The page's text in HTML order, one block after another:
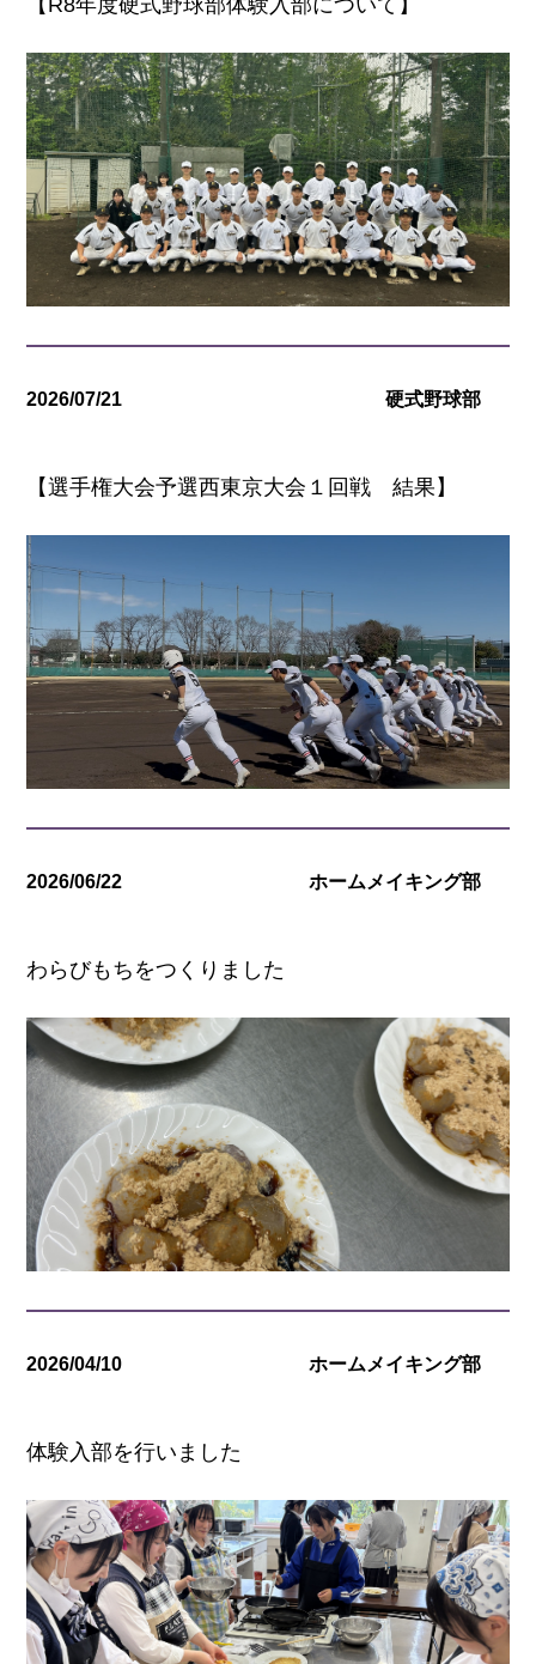
【R8年度硬式野球部体験入部について】
2026/07/21 硬式野球部
【選手権大会予選西東京大会１回戦 結果】
2026/06/22 ホームメイキング部
わらびもちをつくりました
2026/04/10 ホームメイキング部
体験入部を行いました